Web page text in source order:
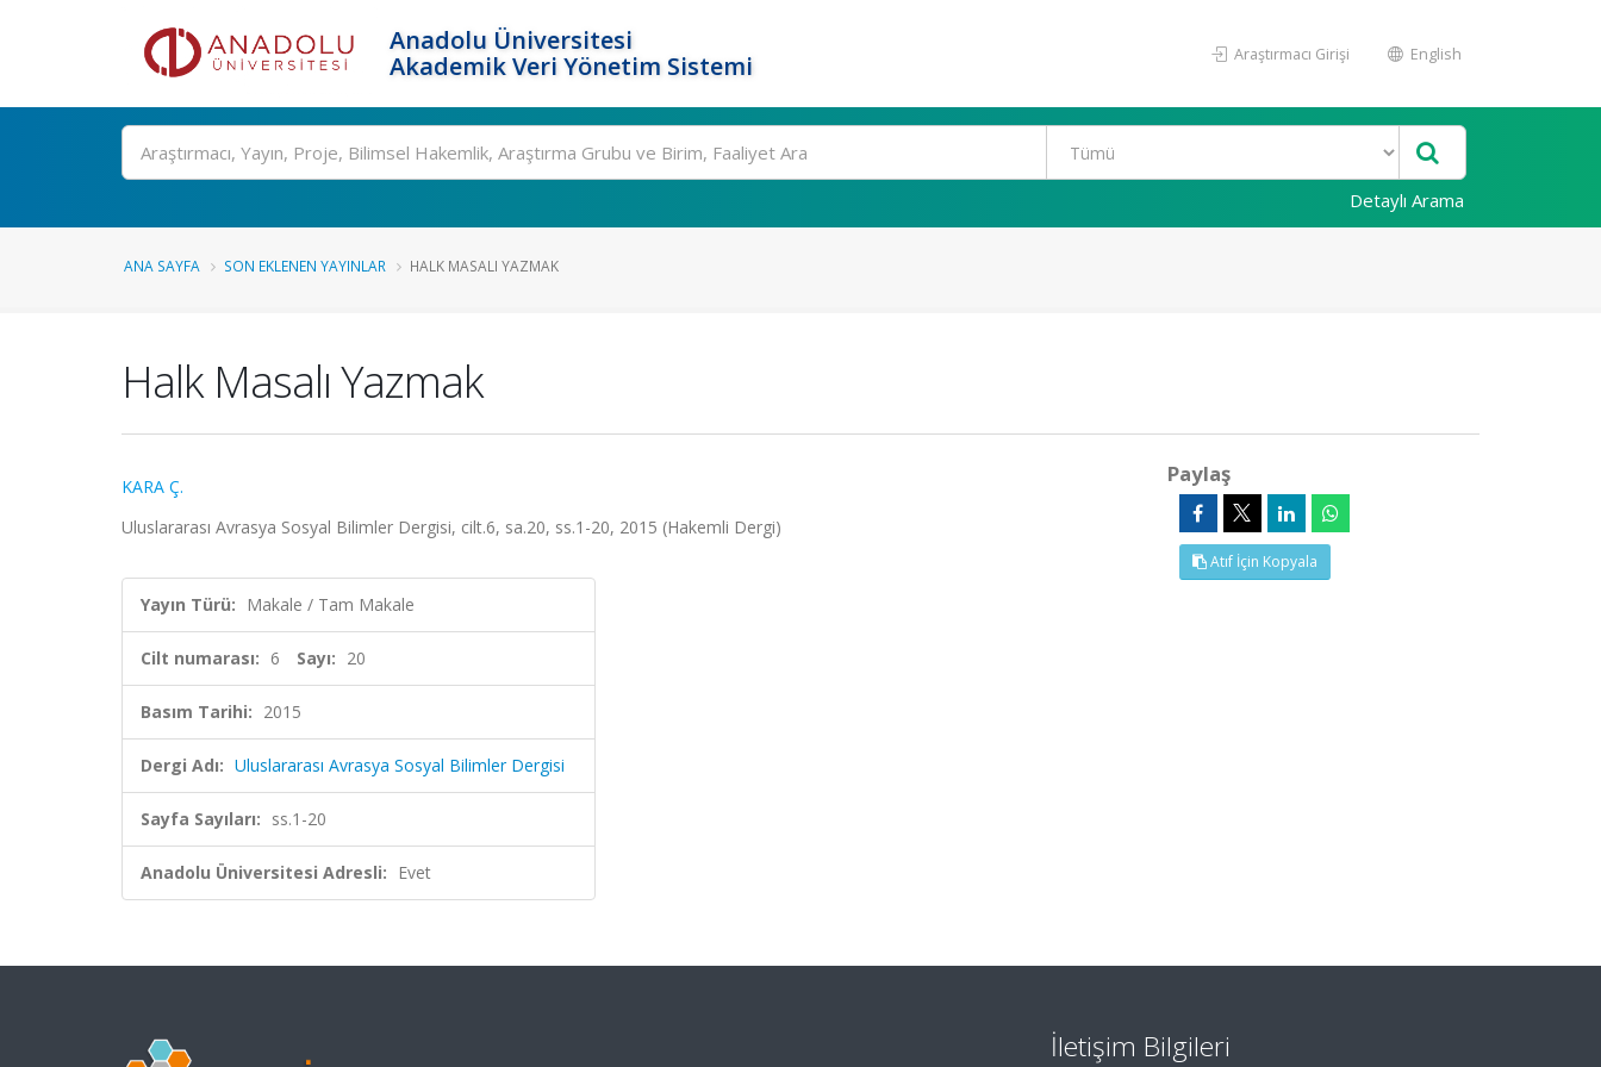
Anadolu Üniversitesi
Akademik Veri Yönetim Sistemi
Araştırmacı Girişi English
Ara
Detaylı Arama
ANA SAYFA SON EKLENEN YAYINLAR HALK MASALI YAZMAK
Halk Masalı Yazmak
KARA Ç.
Uluslararası Avrasya Sosyal Bilimler Dergisi, cilt.6, sa.20, ss.1-20, 2015 (Hakemli Dergi)
Yayın Türü: Makale / Tam Makale
Cilt numarası: 6 Sayı: 20
Basım Tarihi: 2015
Dergi Adı: Uluslararası Avrasya Sosyal Bilimler Dergisi
Sayfa Sayıları: ss.1-20
Anadolu Üniversitesi Adresli: Evet
Paylaş
Atıf İçin Kopyala
İletişim Bilgileri